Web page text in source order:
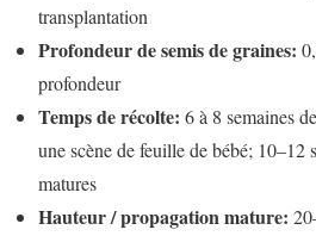
transplantation
Profondeur de semis de graines:
profondeur
Temps de récolte: 6 à 8 semaines
une scène de feuille de bébé; 10–12
matures
Hauteur / propagation mature: